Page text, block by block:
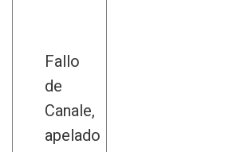
Fallo
de
Canale,
apelado